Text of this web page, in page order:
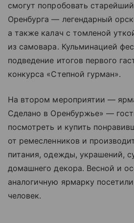
смогут попробовать
Оренбурга — легендарный
а также калач с томленой
из самовара. Кульминацией
подведение итогов первого
конкурса «Степной гурман».
На втором мероприятии —
Сделано в Оренбуржье» —
посмотреть и купить
от ремесленников и
питания, одежды, украшений,
домашнего декора. Весной и
аналогичную ярмарку
человек.